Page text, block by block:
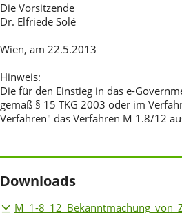
Die Vorsitzende
Dr. Elfriede Solé
Wien, am 22.5.2013
Hinweis:
Die für den Einstieg in das e-
gemäß § 15 TKG 2003 oder im
Verfahren" das Verfahren M 1.8/12
Downloads
M_1-